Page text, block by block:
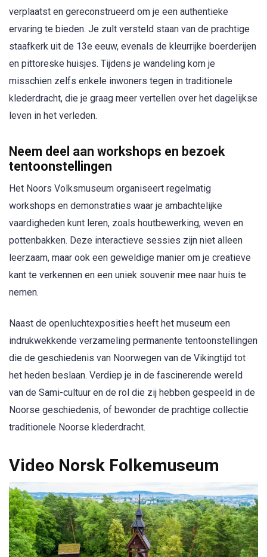
verplaatst en gereconstrueerd om je een authentieke
ervaring te bieden. Je zult versteld staan van de prachtige
staafkerk uit de 13e eeuw, evenals de kleurrijke boerderijen
en pittoreske huisjes. Tijdens je wandeling kom je
misschien zelfs enkele inwoners tegen in traditionele
klederdracht, die je graag meer vertellen over het dagelijkse
leven in het verleden.
Neem deel aan workshops en bezoek
tentoonstellingen
Het Noors Volksmuseum organiseert regelmatig
workshops en demonstraties waar je ambachtelijke
vaardigheden kunt leren, zoals houtbewerking, weven en
pottenbakken. Deze interactieve sessies zijn niet alleen
leerzaam, maar ook een geweldige manier om je creatieve
kant te verkennen en een uniek souvenir mee naar huis te
nemen.
Naast de openluchtexposities heeft het museum een
indrukwekkende verzameling permanente tentoonstellingen
die de geschiedenis van Noorwegen van de Vikingtijd tot
het heden beslaan. Verdiep je in de fascinerende wereld
van de Sami-cultuur en de rol die zij hebben gespeeld in de
Noorse geschiedenis, of bewonder de prachtige collectie
traditionele Noorse klederdracht.
Video Norsk Folkemuseum